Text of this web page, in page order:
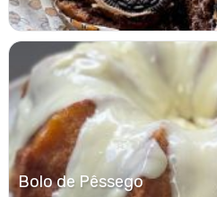
Bolo de Pêssego